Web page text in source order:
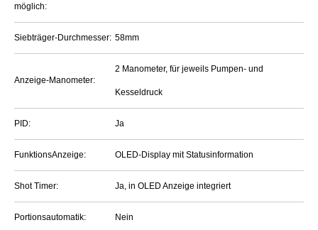
möglich:
Siebträger-Durchmesser: 58mm
Anzeige-Manometer:
2 Manometer, für jeweils Pumpen- und
Kesseldruck
PID: Ja
FunktionsAnzeige: OLED-Display mit Statusinformation
Shot Timer: Ja, in OLED Anzeige integriert
Portionsautomatik: Nein